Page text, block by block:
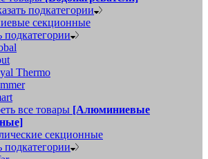
подкатегории
секционные
подкатегории
Thermo
все товары [Алюминиевые
секционные
подкатегории